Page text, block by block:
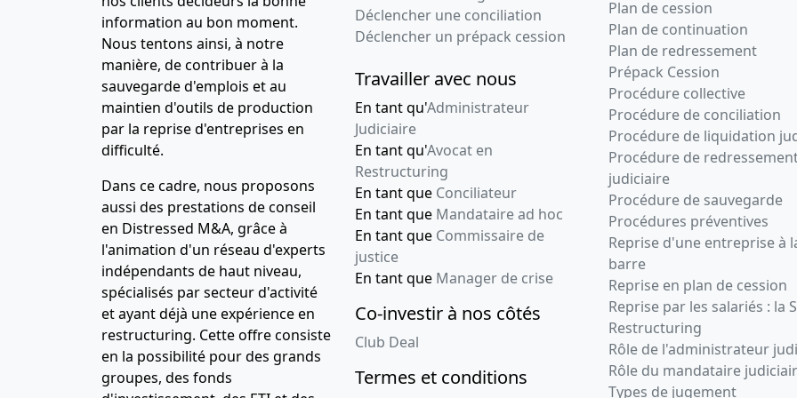
information au bon moment.
Nous tentons ainsi, à notre
manière, de contribuer à la
sauvegarde d'emplois et au
maintien d'outils de production
par la reprise d'entreprises en
difficulté.
Dans ce cadre, nous proposons
aussi des prestations de conseil
en Distressed M&A, grâce à
l'animation d'un réseau d'experts
indépendants de haut niveau,
spécialisés par secteur d'activité
et ayant déjà une expérience en
restructuring. Cette offre consiste
en la possibilité pour des grands
groupes, des fonds
Déclencher une conciliation
Déclencher un prépack cession
Travailler avec nous
En tant qu'Administrateur
Judiciaire
En tant qu'Avocat en
Restructuring
En tant que Conciliateur
En tant que Mandataire ad hoc
En tant que Commissaire de
justice
En tant que Manager de crise
Co-investir à nos côtés
Club Deal
Termes et conditions
Plan de cession
Plan de continuation
Plan de redressement
Prépack Cession
Procédure collective
Procédure de conciliation
Procédure de liquidation
Procédure de
judiciaire
Procédure de sauvegarde
Procédures préventives
Reprise d'une entreprise à
barre
Reprise en plan de cession
Reprise par les salariés : la
Restructuring
Rôle de l'administrateur
Rôle du mandataire
Types de jugement